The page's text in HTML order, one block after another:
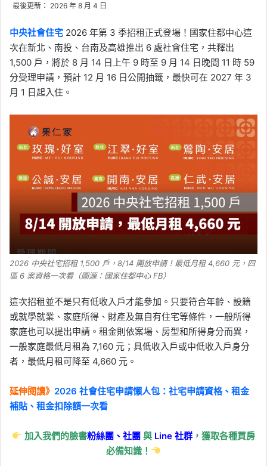
最後更新： 2026 年 8 月 4 日
中央社會住宅 2026 年第 3 季招租正式登場！國家住都中心這
次在新北、南投、台南及高雄推出 6 處社會住宅，共釋出
1,500 戶，將於 8 月 14 日上午 9 時至 9 月 14 日晚間 11 時 59
分受理申請，預計 12 月 16 日公開抽籤，最快可在 2027 年 3
月 1 日起入住。
2026 中央社宅招租 1,500 戶，8/14 開放申請！最低月租 4,660 元，四
區 6 案資格一次看（圖源：國家住都中心 FB）
這次招租並不是只有低收入戶才能參加。只要符合年齡、設籍
或就學就業、家庭所得、財產及無自有住宅等條件，一般所得
家庭也可以提出申請。租金則依案場、房型和所得身分而異，
一般家庭最低月租為 7,160 元；具低收入戶或中低收入戶身分
者，最低月租可降至 4,660 元。
延伸閱讀》 2026 社會住宅申請懶人包：社宅申請資格、租金
補貼、租金扣除額一次看
加入我們的臉書粉絲團、社團與 Line社群 ，獲取各種買房
必備知識！